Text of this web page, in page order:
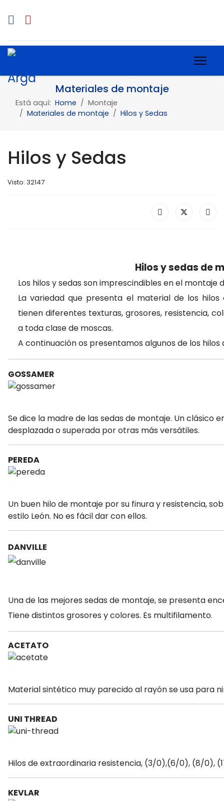
Materiales de montaje
Está aquí: Home
Montaje
Materiales de montaje
Hilos y Sedas
Hilos y Sedas
Visto: 32147
Hilos y sedas de
Los hilos y sedas son imprescindibles en el montaje
La variedad que presenta el material de los hilos
tienen diferentes texturas, grosores, resistencia,
a toda clase de moscas.
A continuación os presentamos algunos de los
GOSSAMER
Se dice la madrede las sedas de montaje. Un clásico
desplazada o superada por otras más versátiles.
PEREDA
Un buen hilo de montaje por su finura y resistencia,
estilo León. No es fácil dar con ellos.
DANVILLE
Una de las mejores sedas de montaje, se presenta
Tiene distintos grosores y colores. Es multifilamento.
ACETATO
Material sintético muy parecido al rayón se usa para
UNI THREAD
Hilos de extraordinaria resistencia, (3/0),(6/0), (8/0),
KEVLAR